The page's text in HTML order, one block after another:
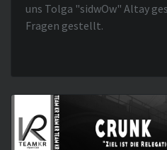
uns Tolga "sidwOw" Altay
Fragen gestellt.